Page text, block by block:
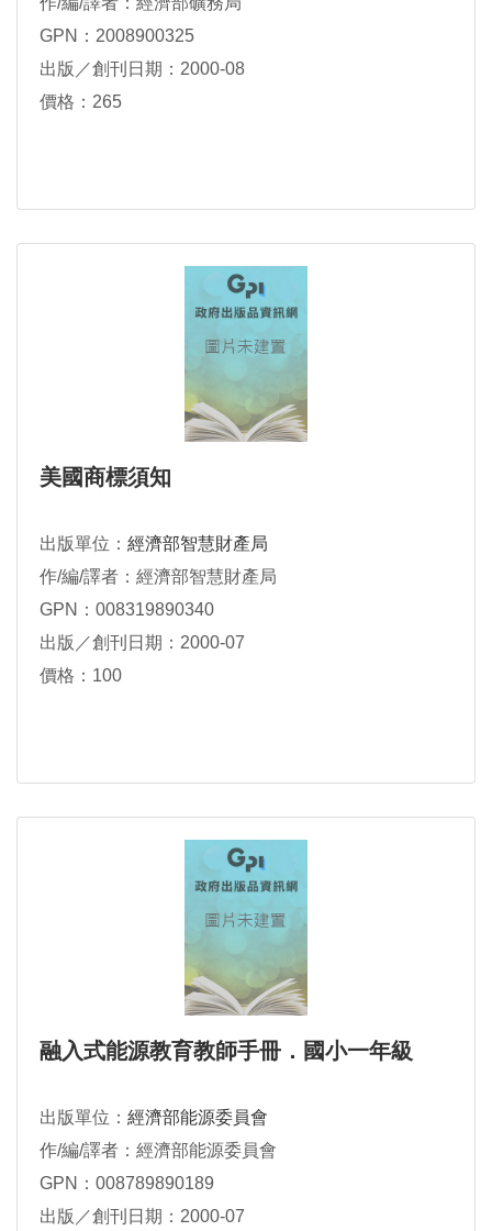
GPN：2008900325
出版／創刊日期：2000-08
價格：265
美國商標須知
出版單位： 經濟部智慧財產局
作/編/譯者：經濟部智慧財產局
GPN：008319890340
出版／創刊日期：2000-07
價格：100
融入式能源教育教師手冊．國小一年級
出版單位： 經濟部能源委員會
作/編/譯者：經濟部能源委員會
GPN：008789890189
出版／創刊日期：2000-07